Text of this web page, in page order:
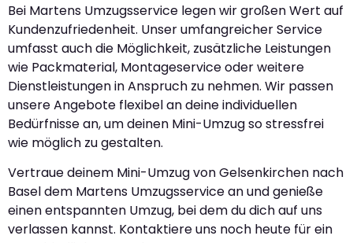
Bei Martens Umzugsservice legen wir großen Wert auf
Kundenzufriedenheit. Unser umfangreicher Service
umfasst auch die Möglichkeit, zusätzliche Leistungen
wie Packmaterial, Montageservice oder weitere
Dienstleistungen in Anspruch zu nehmen. Wir passen
unsere Angebote flexibel an deine individuellen
Bedürfnisse an, um deinen Mini-Umzug so stressfrei
wie möglich zu gestalten.
Vertraue deinem Mini-Umzug von Gelsenkirchen nach
Basel dem Martens Umzugsservice an und genieße
einen entspannten Umzug, bei dem du dich auf uns
verlassen kannst. Kontaktiere uns noch heute für ein